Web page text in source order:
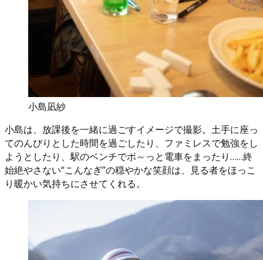
小島凪紗
小島は、放課後を一緒に過ごすイメージで撮影。土手に座っ
てのんびりとした時間を過ごしたり、ファミレスで勉強をし
ようとしたり、駅のベンチでボ～っと電車をまったり……終
始絶やさない“こんなぎ”の穏やかな笑顔は、見る者をほっこ
り暖かい気持ちにさせてくれる。